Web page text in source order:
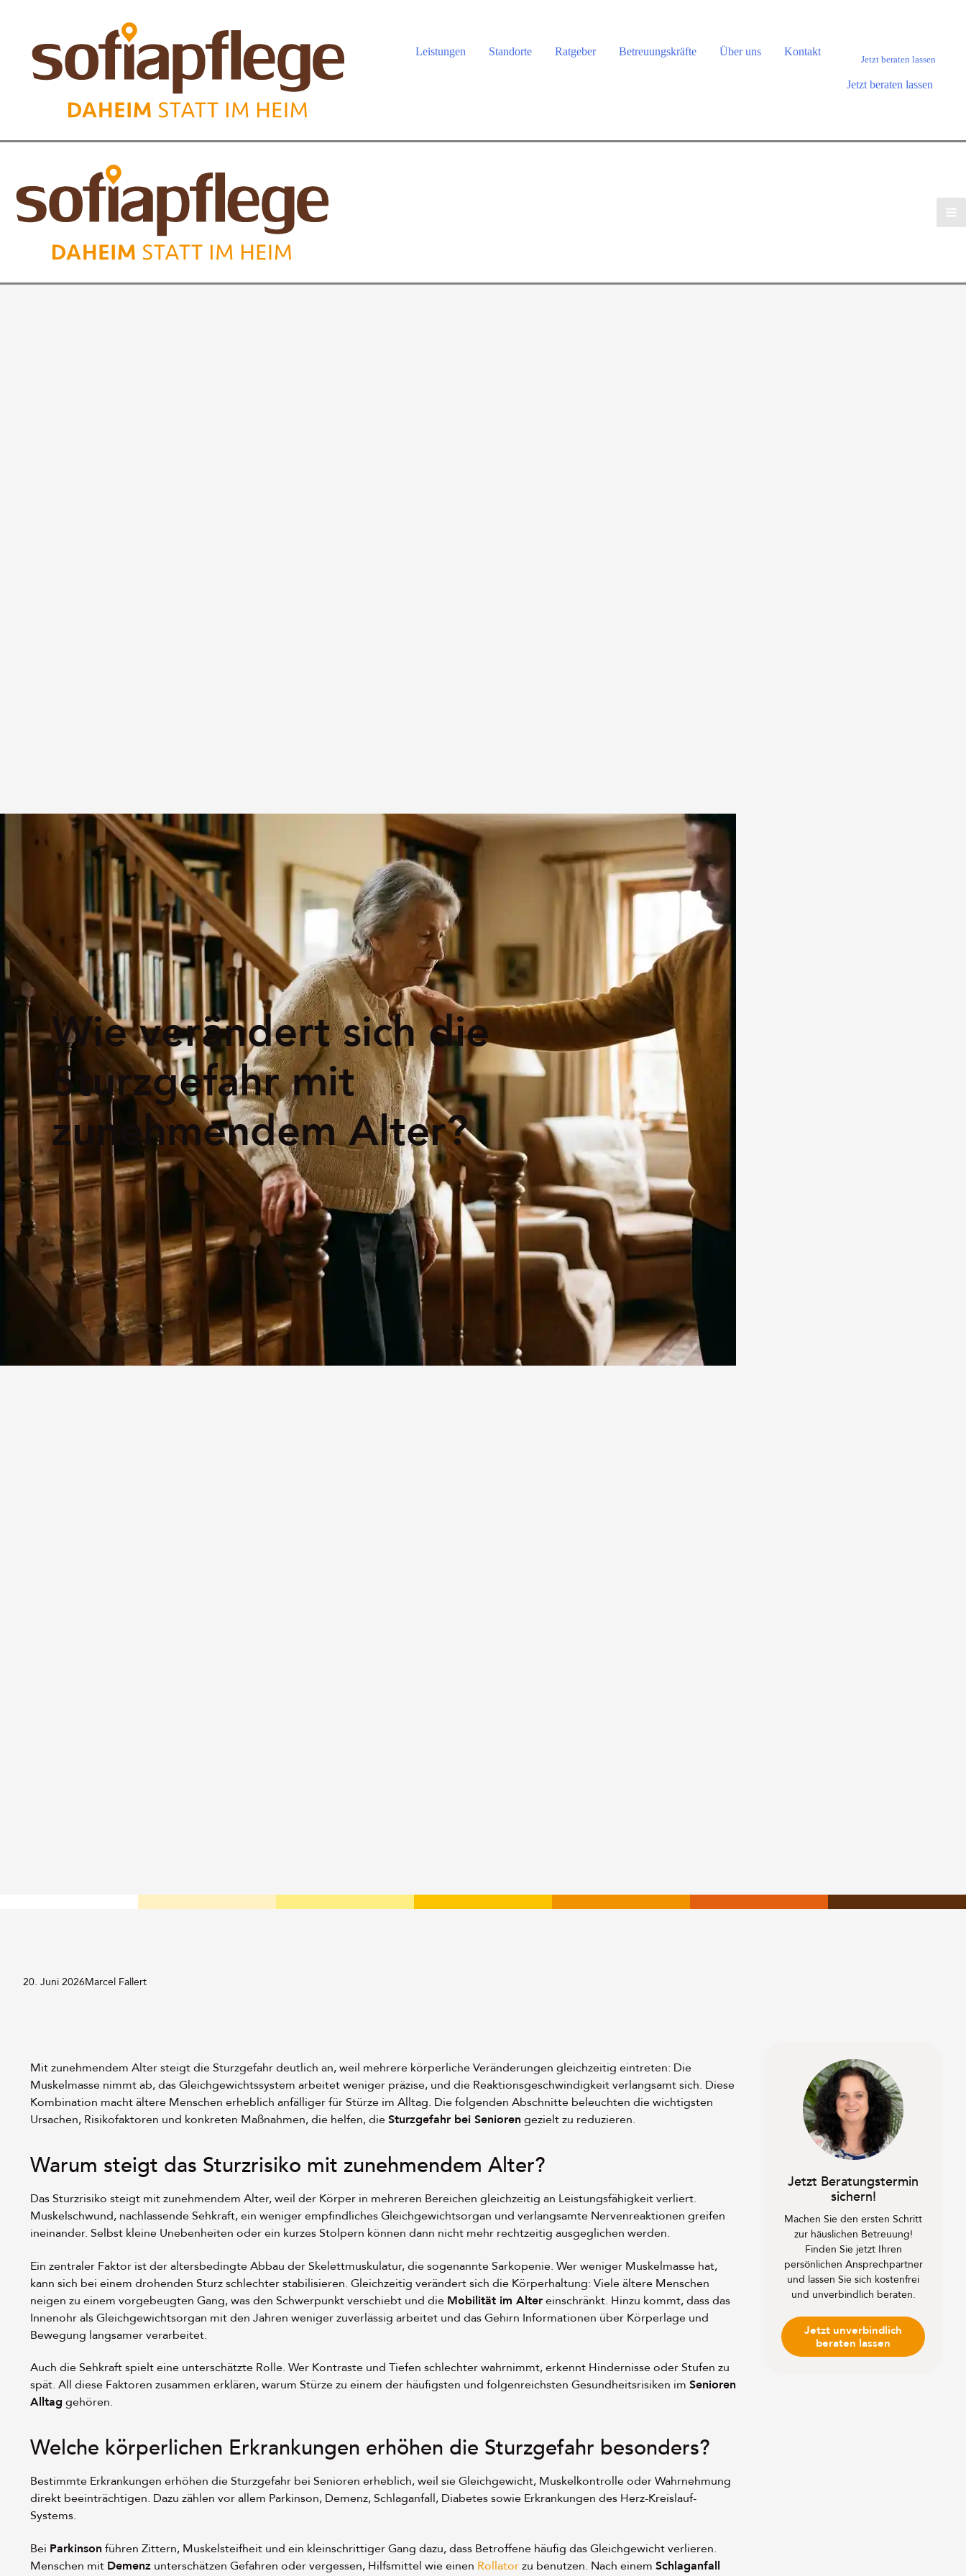
Leistungen Standorte Ratgeber Betreuungskräfte Über uns Kontakt
Jetzt beraten lassen
Jetzt beraten lassen
Wie verändert sich die
Sturzgefahr mit
zunehmendem Alter?
20. Juni 2026Marcel Fallert
Mit zunehmendem Alter steigt die Sturzgefahr deutlich an, weil mehrere körperliche Veränderungen gleichzeitig eintreten: Die
Muskelmasse nimmt ab, das Gleichgewichtssystem arbeitet weniger präzise, und die Reaktionsgeschwindigkeit verlangsamt sich. Diese
Kombination macht ältere Menschen erheblich anfälliger für Stürze im Alltag. Die folgenden Abschnitte beleuchten die wichtigsten
Ursachen, Risikofaktoren und konkreten Maßnahmen, die helfen, dieSturzgefahr bei Senioren gezielt zu reduzieren.
Warum steigt das Sturzrisiko mit zunehmendem Alter?
Das Sturzrisiko steigt mit zunehmendem Alter, weil der Körper in mehreren Bereichen gleichzeitig an Leistungsfähigkeit verliert.
Muskelschwund, nachlassende Sehkraft, ein weniger empfindliches Gleichgewichtsorgan und verlangsamte Nervenreaktionen greifen
ineinander. Selbst kleine Unebenheiten oder ein kurzes Stolpern können dann nicht mehr rechtzeitig ausgeglichen werden.
Ein zentraler Faktor ist der altersbedingte Abbau der Skelettmuskulatur, die sogenannte Sarkopenie. Wer weniger Muskelmasse hat,
kann sich bei einem drohenden Sturz schlechter stabilisieren. Gleichzeitig verändert sich die Körperhaltung: Viele ältere Menschen
neigen zu einem vorgebeugten Gang, was den Schwerpunkt verschiebt und die Mobilität im Altereinschränkt. Hinzu kommt, dass das
Innenohr als Gleichgewichtsorgan mit den Jahren weniger zuverlässig arbeitet und das Gehirn Informationen über Körperlage und
Bewegung langsamer verarbeitet.
Auch die Sehkraft spielt eine unterschätzte Rolle. Wer Kontraste und Tiefen schlechter wahrnimmt, erkennt Hindernisse oder Stufen zu
spät. All diese Faktoren zusammen erklären, warum Stürze zu einem der häufigsten und folgenreichsten Gesundheitsrisiken im Senioren
Alltag gehören.
Welche körperlichen Erkrankungen erhöhen die Sturzgefahr besonders?
Bestimmte Erkrankungen erhöhen die Sturzgefahr bei Senioren erheblich, weil sie Gleichgewicht, Muskelkontrolle oder Wahrnehmung
direkt beeinträchtigen. Dazu zählen vor allem Parkinson, Demenz, Schlaganfall, Diabetes sowie Erkrankungen des Herz-Kreislauf-
Systems.
Bei Parkinson führen Zittern, Muskelsteifheit und ein kleinschrittiger Gang dazu, dass Betroffene häufig das Gleichgewicht verlieren.
Menschen mit Demenz unterschätzen Gefahren oder vergessen, Hilfsmittel wie einen Rollatorzu benutzen. Nach einem Schlaganfall
Jetzt Beratungstermin
sichern!
Machen Sie den ersten Schritt
zur häuslichen Betreuung!
Finden Sie jetzt Ihren
persönlichen Ansprechpartner
und lassen Sie sich kostenfrei
und unverbindlich beraten.
Jetzt unverbindlich
beraten lassen